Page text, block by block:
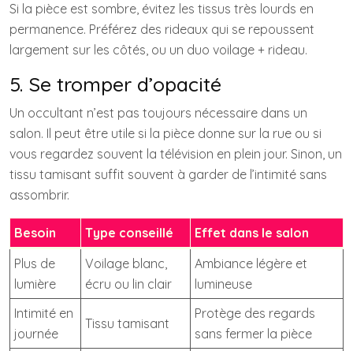
Si la pièce est sombre, évitez les tissus très lourds en
permanence. Préférez des rideaux qui se repoussent
largement sur les côtés, ou un duo voilage + rideau.
5. Se tromper d’opacité
Un occultant n’est pas toujours nécessaire dans un
salon. Il peut être utile si la pièce donne sur la rue ou si
vous regardez souvent la télévision en plein jour. Sinon, un
tissu tamisant suffit souvent à garder de l’intimité sans
assombrir.
Besoin Type conseillé
Effet dans le salon
Plus de
lumière
Voilage blanc,
écru ou lin clair
Ambiance légère et
lumineuse
Intimité en
journée
Tissu tamisant
Protège des regards
sans fermer la pièce